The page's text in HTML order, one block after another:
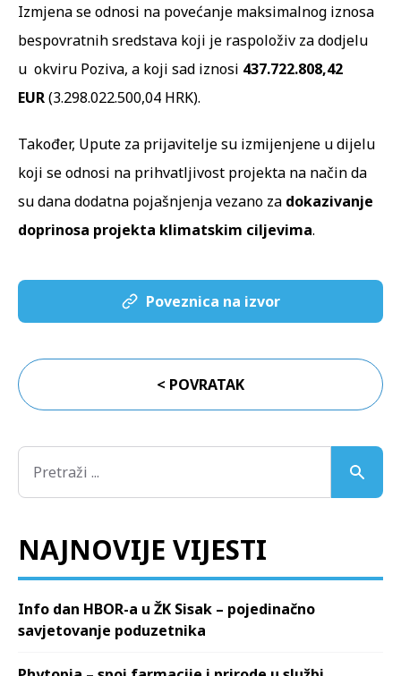
Izmjena se odnosi na povećanje maksimalnog iznosa
bespovratnih sredstava koji je raspoloživ za dodjelu
u okviru Poziva, a koji sad iznosi 437.722.808,42
EUR(3.298.022.500,04 HRK).
Također, Upute za prijavitelje su izmijenjene u dijelu
koji se odnosi na prihvatljivost projekta na način da
su dana dodatna pojašnjenja vezano za dokazivanje
doprinosa projekta klimatskim ciljevima.
Poveznica na izvor
< POVRATAK
NAJNOVIJE VIJESTI
Info dan HBOR-a u ŽK Sisak – pojedinačno
savjetovanje poduzetnika